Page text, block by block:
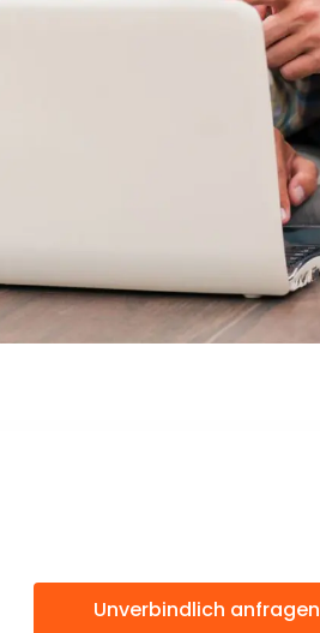
Unverbindlich anfragen